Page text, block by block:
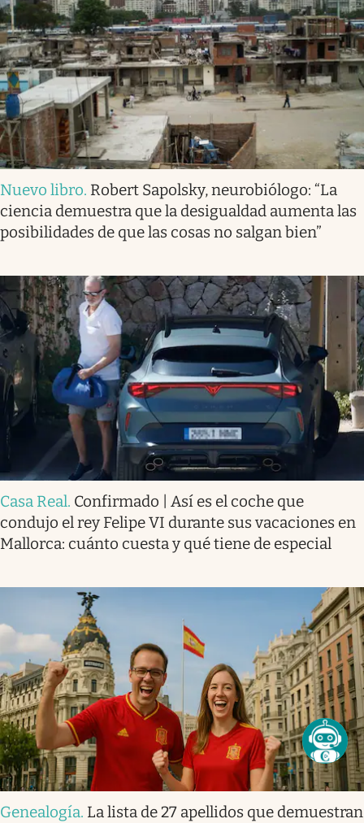
Nuevo libro. Robert Sapolsky, neurobiólogo: “La
ciencia demuestra que la desigualdad aumenta las
posibilidades de que las cosas no salgan bien”
Casa Real. Confirmado | Así es el coche que
condujo el rey Felipe VI durante sus vacaciones en
Mallorca: cuánto cuesta y qué tiene de especial
Genealogía. La lista de 27 apellidos que demuestran